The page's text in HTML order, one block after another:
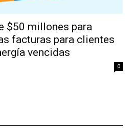
$50 millones para
facturas para clientes
vencidas
0